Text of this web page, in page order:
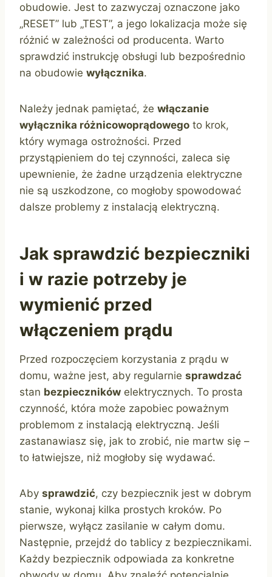
obudowie. Jest to zazwyczaj oznaczone jako
„RESET” lub „TEST”, a jego lokalizacja może się
różnić w zależności od producenta. Warto
sprawdzić instrukcję obsługi lub bezpośrednio
na obudowie wyłącznika.
Należy jednak pamiętać, że włączanie
wyłącznika różnicowoprądowego to krok,
który wymaga ostrożności. Przed
przystąpieniem do tej czynności, zaleca się
upewnienie, że żadne urządzenia elektryczne
nie są uszkodzone, co mogłoby spowodować
dalsze problemy z instalacją elektryczną.
Jak sprawdzić bezpieczniki
i w razie potrzeby je
wymienić przed
włączeniem prądu
Przed rozpoczęciem korzystania z prądu w
domu, ważne jest, aby regularnie sprawdzać
stan bezpieczników elektrycznych. To prosta
czynność, która może zapobiec poważnym
problemom z instalacją elektryczną. Jeśli
zastanawiasz się, jak to zrobić, nie martw się –
to łatwiejsze, niż mogłoby się wydawać.
Aby sprawdzić, czy bezpiecznik jest w dobrym
stanie, wykonaj kilka prostych kroków. Po
pierwsze, wyłącz zasilanie w całym domu.
Następnie, przejdź do tablicy z bezpiecznikami.
Każdy bezpiecznik odpowiada za konkretne